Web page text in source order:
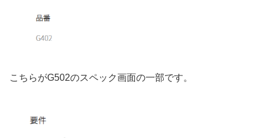
こちらがG502のスペック画面の一部です。